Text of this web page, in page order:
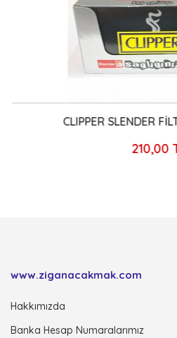
CLIPPER SLENDER
210,00
www.ziganacakmak.com
Hakkımızda
Banka Hesap Numaralarımız